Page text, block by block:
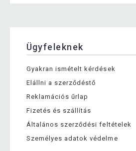
Ügyfeleknek
Gyakran ismételt kérdések
Elállni a szerződéstő
Reklamációs űrlap
Fizetés és szállítás
Általános szerződési feltételek
Személyes adatok védelme